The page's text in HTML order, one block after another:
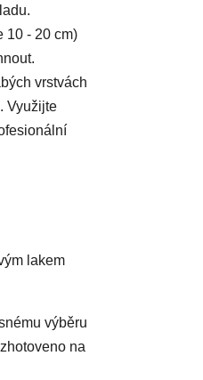
10 - 20 cm)
vrstvách
Využijte
lakem
výběru
na